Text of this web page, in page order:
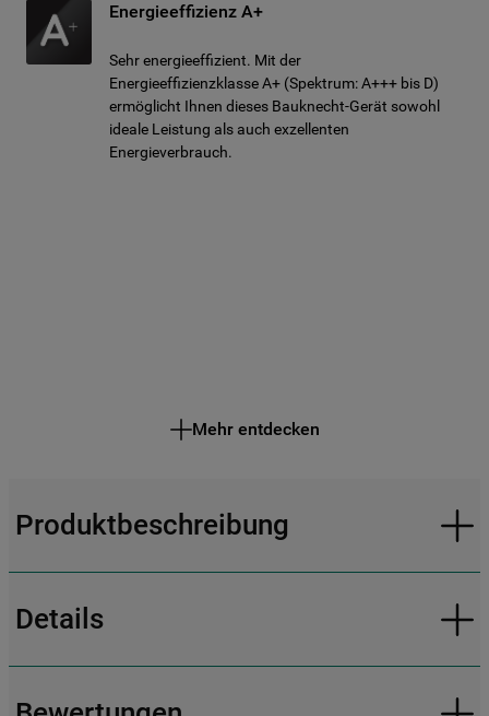
Energieeffizienz A+
Sehr energieeffizient. Mit der
Energieeffizienzklasse A+ (Spektrum: A+++ bis D)
ermöglicht Ihnen dieses Bauknecht-Gerät sowohl
ideale Leistung als auch exzellenten
Energieverbrauch.
Mehr entdecken
Produktbeschreibung
Details